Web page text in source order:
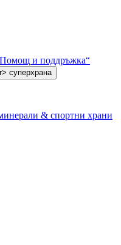
и поддръжка“
& спортни храни